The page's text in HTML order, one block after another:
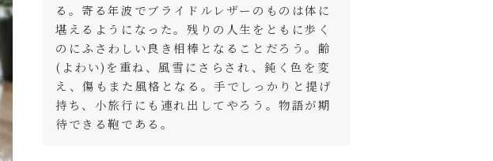
る。寄る年波でブライドルレザーのものは体に
堪えるようになった。残りの人生をともに歩く
のにふさわしい良き相棒となることだろう。齢
(よわい)を重ね、風雪にさらされ、鈍く色を変
え、傷もまた風格となる。手でしっかりと提げ
持ち、小旅行にも連れ出してやろう。物語が期